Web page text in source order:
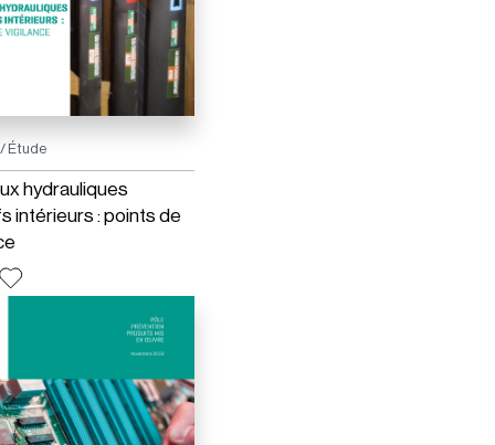
observées sur le terrain par des
désordres en situation
des spécialistes
Étude
hydrauliques
intérieurs : points de